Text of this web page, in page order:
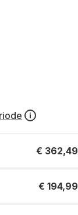
€ 362,49
€ 194,99